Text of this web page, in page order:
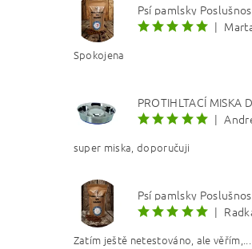
|
Spokojena
|
super miska, doporučuji
|
Zatím ještě netestováno, ale věřím,...